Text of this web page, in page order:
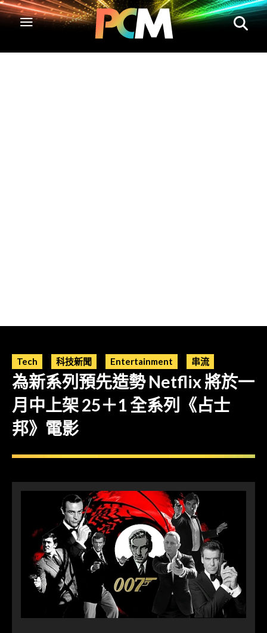
Tech 科技新聞 Entertainment 串流
為新系列預先造勢 Netflix 將於一
月中上架 25＋1 全系列《占士
邦》電影